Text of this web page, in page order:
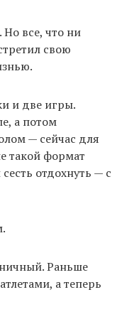
Но все, что ни
свою
и две игры.
а потом
— сейчас для
такой формат
отдохнуть — с
Раньше
а теперь